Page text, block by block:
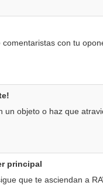
comentaristas con tu
un objeto o haz que
principal
que te asciendan a